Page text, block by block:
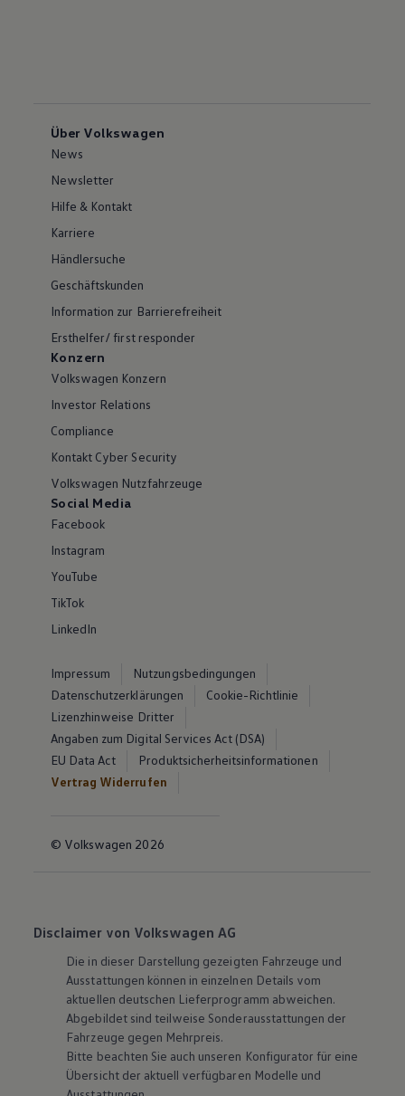
Über Volkswagen
News
Newsletter
Hilfe & Kontakt
Karriere
Händlersuche
Geschäftskunden
Information zur Barrierefreiheit
Ersthelfer/ first responder
Konzern
Volkswagen Konzern
Investor Relations
Compliance
Kontakt Cyber Security
Volkswagen Nutzfahrzeuge
Social Media
Facebook
Instagram
YouTube
TikTok
LinkedIn
Impressum
Nutzungsbedingungen
Datenschutzerklärungen
Cookie-Richtlinie
Lizenzhinweise Dritter
Angaben zum Digital Services Act (DSA)
EU Data Act
Produktsicherheitsinformationen
Vertrag Widerrufen
© Volkswagen 2026
Disclaimer von Volkswagen AG
Die in dieser Darstellung gezeigten Fahrzeuge und
Ausstattungen können in einzelnen Details vom
aktuellen deutschen Lieferprogramm abweichen.
Abgebildet sind teilweise Sonderausstattungen der
Fahrzeuge gegen Mehrpreis.
Bitte beachten Sie auch unseren Konfigurator für eine
Übersicht der aktuell verfügbaren Modelle und